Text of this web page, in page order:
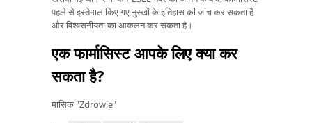
पहले से इस्तेमाल किए गए नुस्खों के इतिहास की जांच कर सकता है
और विश्वसनीयता का आकलन कर सकता है।
एक फार्मासिस्ट आपके लिए क्या कर
सकता है?
मासिक "Zdrowie"